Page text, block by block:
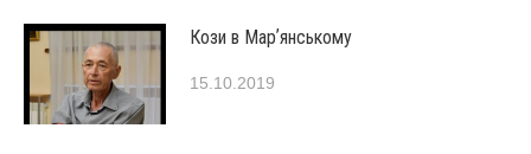
Кози в Марʼянському
15.10.2019